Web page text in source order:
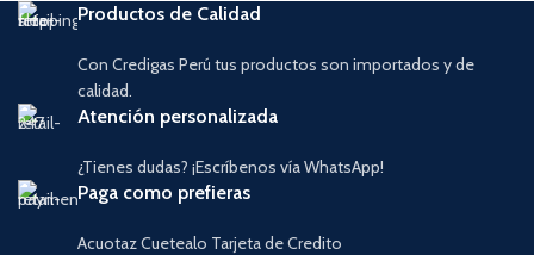
Productos de Calidad
Con Credigas Perú tus productos son importados y de
calidad.
Atención personalizada
¿Tienes dudas? ¡Escríbenos vía WhatsApp!
Paga como prefieras
Acuotaz Cuetealo Tarjeta de Credito